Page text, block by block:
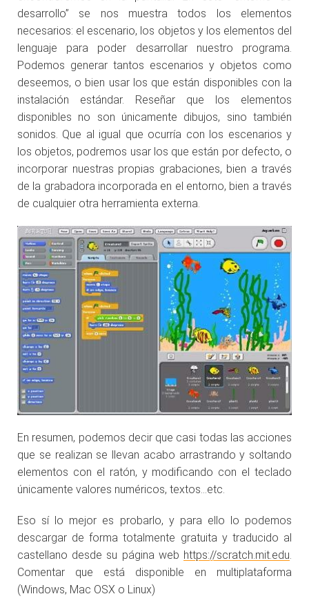
desarrollo” se nos muestra todos los elementos
necesarios: el escenario, los objetos y los elementos del
lenguaje para poder desarrollar nuestro programa.
Podemos generar tantos escenarios y objetos como
deseemos, o bien usar los que están disponibles con la
instalación estándar. Reseñar que los elementos
disponibles no son únicamente dibujos, sino también
sonidos. Que al igual que ocurría con los escenarios y
los objetos, podremos usar los que están por defecto, o
incorporar nuestras propias grabaciones, bien a través
de la grabadora incorporada en el entorno, bien a través
de cualquier otra herramienta externa.
En resumen, podemos decir que casi todas las acciones
que se realizan se llevan acabo arrastrando y soltando
elementos con el ratón, y modificando con el teclado
únicamente valores numéricos, textos…etc.
Eso sí lo mejor es probarlo, y para ello lo podemos
descargar de forma totalmente gratuita y traducido al
castellano desde su página web https://scratch.mit.edu.
Comentar que está disponible en multiplataforma
(Windows, Mac OSX o Linux)